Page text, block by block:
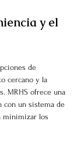
y el
de
cercano y la
MRHS ofrece una
con un sistema de
minimizar los